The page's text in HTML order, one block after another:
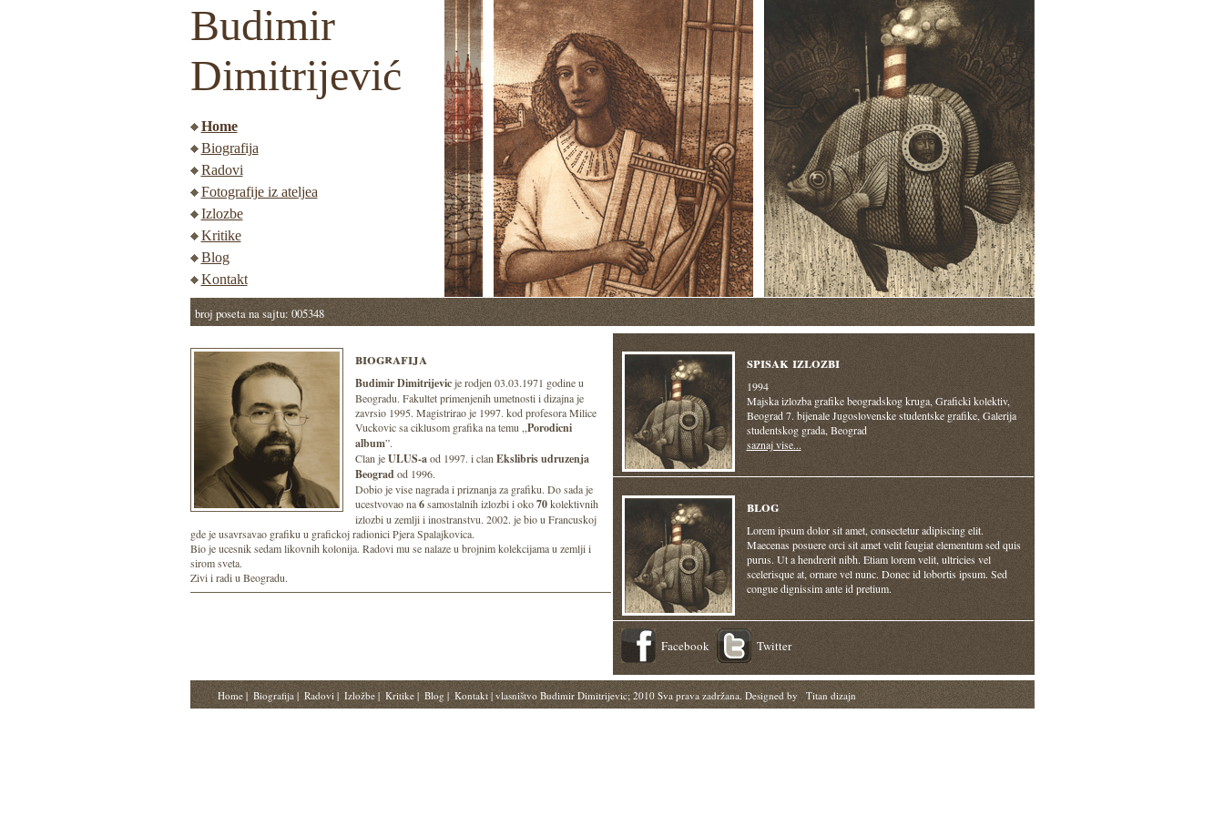
Budimir
Dimitrijević
Home
Biografija
Radovi
Fotografije iz ateljea
Izlozbe
Kritike
Blog
Kontakt
broj poseta na sajtu: 005348
spisak izlozbi
1994
Majska izlozba grafike beogradskog kruga, Graficki kolektiv,
Beograd 7. bijenale Jugoslovenske studentske grafike, Galerija
studentskog grada, Beograd
saznaj vise...
blog
Lorem ipsum dolor sit amet, consectetur adipiscing elit.
Maecenas posuere orci sit amet velit feugiat elementum sed quis
purus. Ut a hendrerit nibh. Etiam lorem velit, ultricies vel
scelerisque at, ornare vel nunc. Donec id lobortis ipsum. Sed
congue dignissim ante id pretium.
Facebook Twitter
biografija
Budimir Dimitrijevicje rodjen 03.03.1971 godine u
Beogradu. Fakultet primenjenih umetnosti i dizajna je
zavrsio 1995. Magistrirao je 1997. kod profesora Milice
Vuckovic sa ciklusom grafika na temu ,,Porodicni
album”.
Clan jeULUS-aod 1997. i clan Ekslibris udruzenja
Beograd od 1996.
Dobio je vise nagrada i priznanja za grafiku. Do sada je
ucestvovao na6samostalnih izlozbi i oko70kolektivnih
izlozbi u zemlji i inostranstvu. 2002. je bio u Francuskoj
gde je usavrsavao grafiku u grafickoj radionici Pjera Spalajkovica.
Bio je ucesnik sedam likovnih kolonija. Radovi mu se nalaze u brojnim kolekcijama u zemlji i
sirom sveta.
Zivi i radi u Beogradu.
Home| Biografija | Radovi | Izložbe | Kritike | Blog| Kontakt| vlasništvo Budimir Dimitrijevic; 2010 Sva prava zadržana. Designed by Titan dizajn